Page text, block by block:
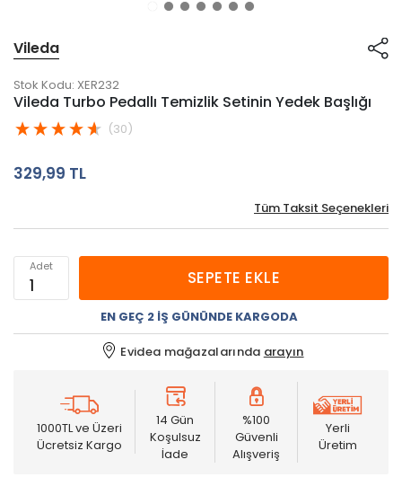
Vileda
Stok Kodu: XER232
Vileda Turbo Pedallı Temizlik Setinin Yedek Başlığı
(30)
329,99 TL
Tüm Taksit Seçenekleri
Adet
SEPETE EKLE
EN GEÇ 2 İŞ GÜNÜNDE KARGODA
Evidea mağazalarında arayın
1000TL ve Üzeri
Ücretsiz Kargo
14 Gün
Koşulsuz
İade
%100
Güvenli
Alışveriş
Yerli
Üretim